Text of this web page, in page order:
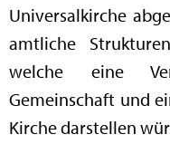
Universalkirche
amtliche
welche eine
Gemeinschaft und
Kirche darstellen